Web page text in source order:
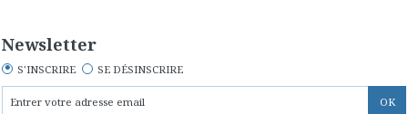
Newsletter
S'INSCRIRE SE DÉSINSCRIRE